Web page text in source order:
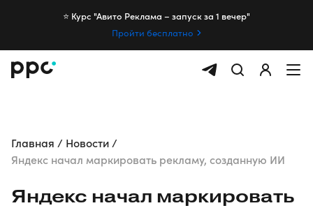
⭐️ Курс "Авито Реклама – запуск за 1 вечер"
Пройти бесплатно
Главная
Новости
Яндекс начал маркировать рекламу, созданную ИИ
Яндекс начал маркировать